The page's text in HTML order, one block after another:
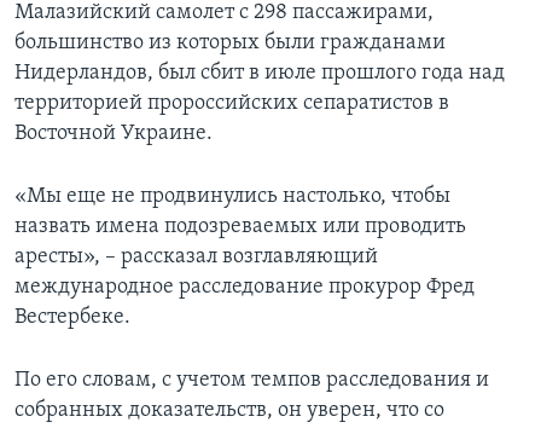
Малазийский самолет с 298 пассажирами,
большинство из которых были гражданами
Нидерландов, был сбит в июле прошлого года над
территорией пророссийских сепаратистов в
Восточной Украине.
«Мы еще не продвинулись настолько, чтобы
назвать имена подозреваемых или проводить
аресты», – рассказал возглавляющий
международное расследование прокурор Фред
Вестербеке.
По его словам, с учетом темпов расследования и
собранных доказательств, он уверен, что со